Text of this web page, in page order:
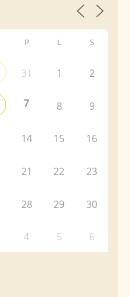
P L S
31 1 2
7 8 9
14 15 16
21 22 23
28 29 30
4 5 6